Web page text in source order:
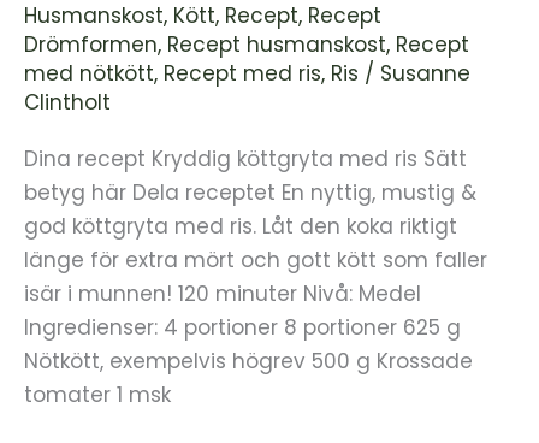
Husmanskost, Kött, Recept, Recept
Drömformen, Recept husmanskost, Recept
med nötkött, Recept med ris, Ris / Susanne
Clintholt
Dina recept Kryddig köttgryta med ris Sätt
betyg här Dela receptet En nyttig, mustig &
god köttgryta med ris. Låt den koka riktigt
länge för extra mört och gott kött som faller
isär i munnen! 120 minuter Nivå: Medel
Ingredienser: 4 portioner 8 portioner 625 g
Nötkött, exempelvis högrev 500 g Krossade
tomater 1 msk